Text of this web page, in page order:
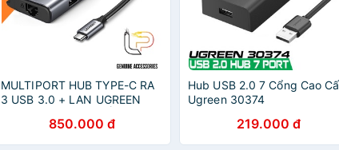
MULTIPORT HUB TYPE-C RA
3 USB 3.0 + LAN UGREEN
C RA 3 USB 3.0 + LAN
UGREEN 50252
850.000 đ
Hub USB 2.0 7 Cổng Cao
Ugreen 30374
219.000 đ